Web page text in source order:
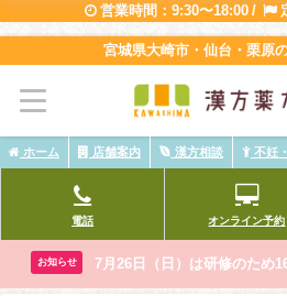
営業時間：9:30〜18:00 /
宮城県大崎市・仙台・栗原
ホーム 店舗案内 漢方相談 不妊
電話 オンライン予約
お知らせ 7月26日（日）は研修のため